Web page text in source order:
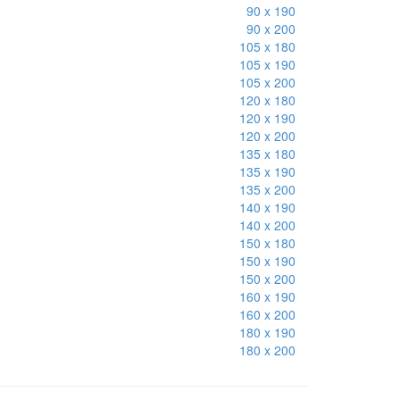
90 x 190
90 x 200
105 x 180
105 x 190
105 x 200
120 x 180
120 x 190
120 x 200
135 x 180
135 x 190
135 x 200
140 x 190
140 x 200
150 x 180
150 x 190
150 x 200
160 x 190
160 x 200
180 x 190
180 x 200